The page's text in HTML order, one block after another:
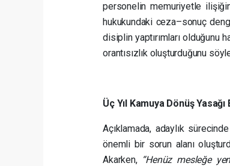
personelin memuriyetle
hukukundaki ceza–sonuç
disiplin yaptırımları olduğunu
orantısızlık oluşturduğunu
Üç Yıl Kamuya Dönüş
Açıklamada, adaylık
önemli bir sorun alanı
Akarken, “Henüz mesleğe